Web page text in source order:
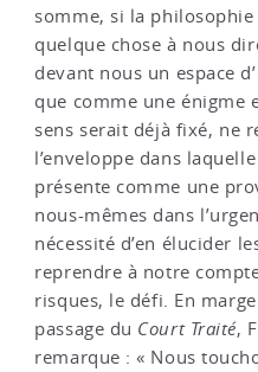
somme, si la
quelque chose à nous
devant nous un espace
que comme une énigme
sens serait déjà fixé, ne
l’enveloppe dans
présente comme une
nous-mêmes dans
nécessité d’en élucider
reprendre à notre
risques, le défi. En
passage du Court Traité,
remarque : « Nous